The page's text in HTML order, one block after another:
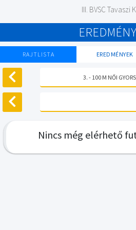
III. BVSC Tavaszi
RAJTLISTA EREDMÉNYEK
3. - 100 M NŐI GYORS
Nincs még elérhető